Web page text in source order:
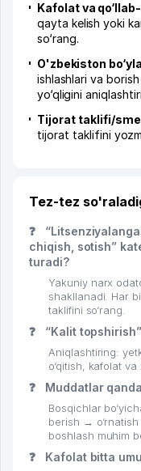
Kafolat va
qayta kelish yoki
so‘rang.
O'zbekiston
ishlashlari va
yo‘qligini
Tijorat taklifi/
tijorat taklifini
Tez-tez
❓
chiqish, sotish”
turadi?
Yakuniy narx
shakllanadi. Har
taklifini so‘rang.
❓ “Kalit
Aniqlashtiring:
o‘qitish, kafolat va
❓ Muddatlar
Bosqichlar
berish →
boshlash muhim
❓ Kafolat bitta